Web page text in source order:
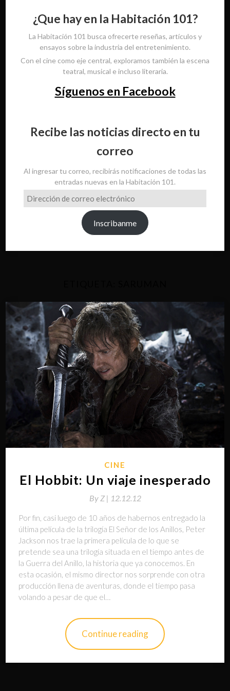
¿Que hay en la Habitación 101?
La Habitación 101 busca ofrecerte reseñas, artículos y
ensayos sobre la industria del entretenimiento.
Con el cine como eje central, exploramos también la escena
teatral, musical e incluso literaria.
Síguenos en Facebook
Recibe las noticias directo en tu
correo
Al ingresar tu correo, recibirás notificaciones de todas las
entradas nuevas en la Habitación 101.
Dirección
de
Inscribanme
CINE
El Hobbit: Un viaje inesperado
By Z | 12.12.12
Por fin, casi luego de 10 años de habernos entregado la
última película de la trilogía El Señor de los Anillos, Peter
Jackson nos trae la primera película de lo que se
pretende sea una trilogía situada en el tiempo antes de
la Guerra del Anillo, la historia que ya conocemos. En
esta ocasión, el mismo director nos sorprende con otra
producción llena de aventuras, donde el tiempo pasa
volando a pesar de que el…
Continue reading